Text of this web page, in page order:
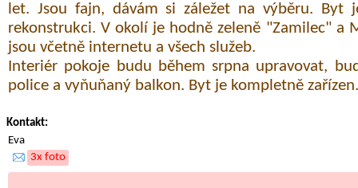
let. Jsou fajn, dávám si záležet na výběru.
rekonstrukci. V okolí je hodně zeleně "Zamilec" a
jsou včetně internetu a všech služeb.
Interiér pokoje budu během srpna upravovat,
police a vyňuňaný balkon. Byt je kompletně
Kontakt:
Eva
3x foto